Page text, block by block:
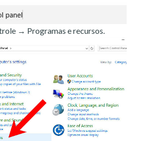
→ Programas e recursos.